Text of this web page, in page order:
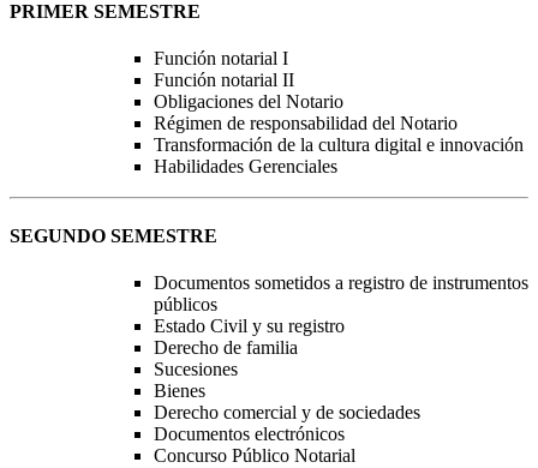
PRIMER SEMESTRE
Función notarial I
Función notarial II
Obligaciones del Notario
Régimen de responsabilidad del Notario
Transformación de la cultura digital e innovación
Habilidades Gerenciales
SEGUNDO SEMESTRE
Documentos sometidos a registro de instrumentos
públicos
Estado Civil y su registro
Derecho de familia
Sucesiones
Bienes
Derecho comercial y de sociedades
Documentos electrónicos
Concurso Público Notarial